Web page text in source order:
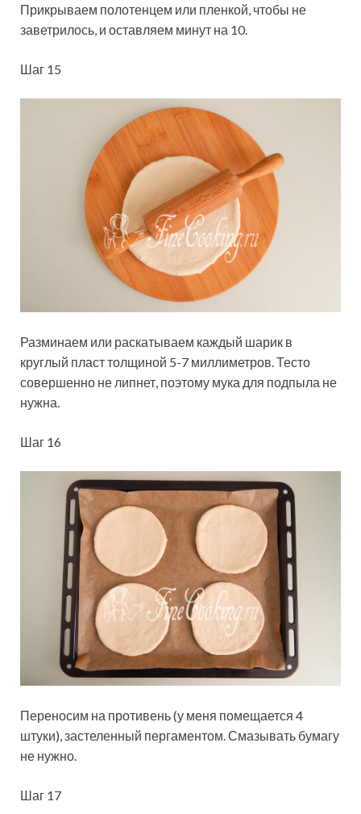
Прикрываем полотенцем или пленкой, чтобы не
заветрилось, и оставляем минут на 10.
Шаг 15
Разминаем или раскатываем каждый шарик в
круглый пласт толщиной 5-7 миллиметров. Тесто
совершенно не липнет, поэтому мука для подпыла не
нужна.
Шаг 16
Переносим на противень (у меня помещается 4
штуки), застеленный пергаментом. Смазывать бумагу
не нужно.
Шаг 17